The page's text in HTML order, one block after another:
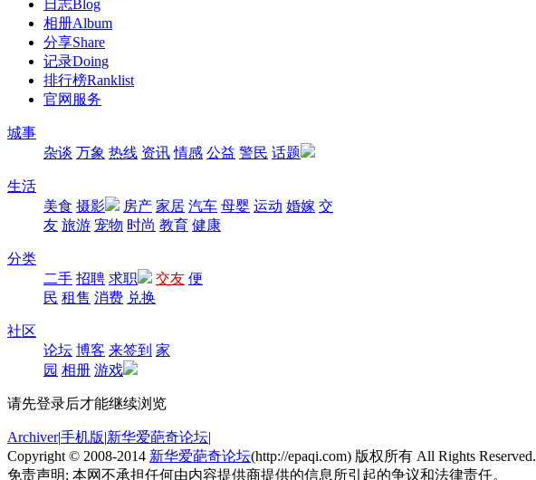
日志Blog
相册Album
分享Share
记录Doing
排行榜Ranklist
官网服务
城事
杂谈 万象 热线 资讯 情感 公益 警民 话题
生活
美食 摄影 房产 家居 汽车 母婴 运动 婚嫁 交
友 旅游 宠物 时尚 教育 健康
分类
二手 招聘 求职 交友 便
民 租售 消费 兑换
社区
论坛 博客 来签到 家
园 相册 游戏
请先登录后才能继续浏览
Archiver|手机版|新华爱葩奇论坛|
Copyright © 2008-2014 新华爱葩奇论坛(http://epaqi.com) 版权所有 All Rights Reserved.
免责声明: 本网不承担任何由内容提供商提供的信息所引起的争议和法律责任。